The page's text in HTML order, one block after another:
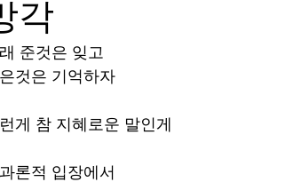
각
준것은 잊고
것은 기억하자
게 참 지혜로운 말인게
론적 입장에서